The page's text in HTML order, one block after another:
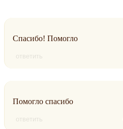
Спасибо! Помогло
ответить
Помогло спасибо
ответить